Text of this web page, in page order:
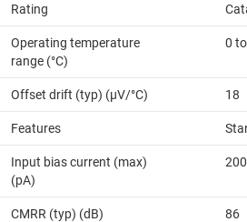
Rating
Operating temperature
range (°C)
0
Offset drift (typ) (µV/°C) 18
Features
Input bias current (max)
(pA)
200
CMRR (typ) (dB) 86